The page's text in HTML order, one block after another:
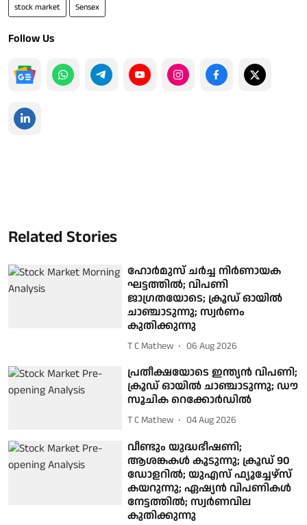
stock market Sensex
Follow Us
Related Stories
ഹോർമുസ് ചർച്ച നിർണായക
ഘട്ടത്തിൽ; വിപണി
ജാഗ്രതയോടെ; ക്രൂഡ് ഓയിൽ
ചാഞ്ചാടുന്നു; സ്വർണം
കുതിക്കുന്നു
T C Mathew 06 Aug 2026
പ്രതീക്ഷയോടെ ഇന്ത്യൻ വിപണി;
ക്രൂഡ് ഓയിൽ ചാഞ്ചാടുന്നു; ഡൗ
സൂചിക റെക്കോർഡിൽ
T C Mathew 04 Aug 2026
വീണ്ടും യുദ്ധഭീഷണി;
ആശങ്കകൾ കൂടുന്നു; ക്രൂഡ് 90
ഡോളറിൽ; യുഎസ് ഫ്യൂച്ചേഴ്സ്
കയറുന്നു; ഏഷ്യൻ വിപണികൾ
നേട്ടത്തിൽ; സ്വർണവില
കുതിക്കുന്നു